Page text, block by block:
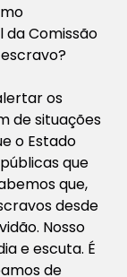
Comissão
os
de situações
o Estado
que
que,
desde
Nosso
e escuta. É
de